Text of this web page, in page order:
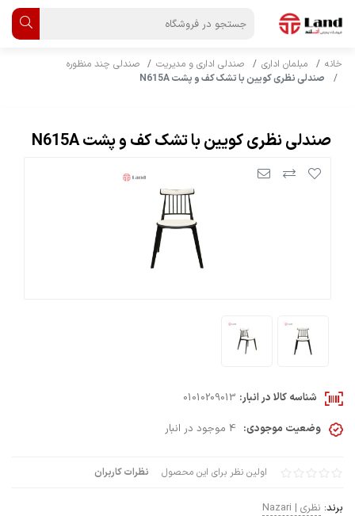
خانه مبلمان اداری صندلی اداری و مدیریت
صندلی چند منظوره
صندلی نظری کویین با تشک کف و پشت N615A
صندلی نظری کویین با تشک کف و پشت N615A
اولین نظر برای این محصول نظرات کاربران
برند: نظری | Nazari
شناسه کالا در انبار: 01010209013
وضعیت موجودی: 4 موجود در انبار